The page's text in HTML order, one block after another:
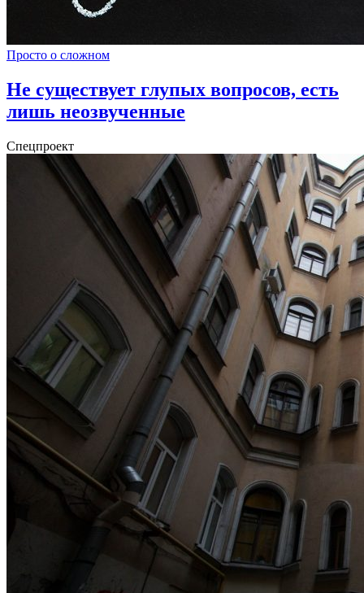
Просто о сложном
Не существует глупых вопросов, есть
лишь неозвученные
Спецпроект